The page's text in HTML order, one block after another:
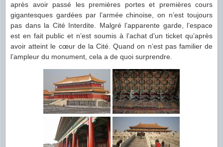
après avoir passé les premières portes et premières cours
gigantesques gardées par l’armée chinoise, on n’est toujours
pas dans la Cité Interdite. Malgré l’apparente garde, l’espace
est en fait public et n’est soumis à l’achat d’un ticket qu’après
avoir atteint le cœur de la Cité. Quand on n’est pas familier de
l’ampleur du monument, cela a de quoi surprendre.